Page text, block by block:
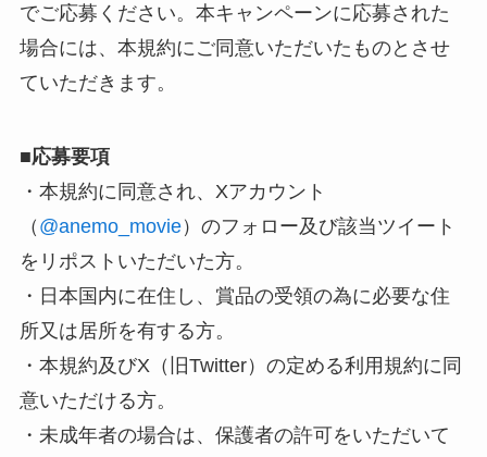
でご応募ください。本キャンペーンに応募された
場合には、本規約にご同意いただいたものとさせ
ていただきます。
■応募要項
・本規約に同意され、Xアカウント
（ @anemo_movie）のフォロー及び該当ツイート
をリポストいただいた方。
・日本国内に在住し、賞品の受領の為に必要な住
所又は居所を有する方。
・本規約及びX（旧Twitter）の定める利用規約に同
意いただける方。
・未成年者の場合は、保護者の許可をいただいて